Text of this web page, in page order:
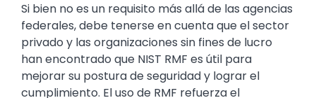
Si bien no es un requisito más allá de las agencias
federales, debe tenerse en cuenta que el sector
privado y las organizaciones sin fines de lucro
han encontrado que NIST RMF es útil para
mejorar su postura de seguridad y lograr el
cumplimiento. El uso de RMF refuerza el